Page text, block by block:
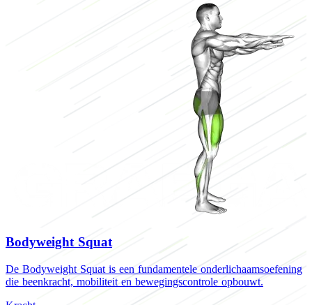
Bodyweight Squat
De Bodyweight Squat is een fundamentele onderlichaamsoefening
die beenkracht, mobiliteit en bewegingscontrole opbouwt.